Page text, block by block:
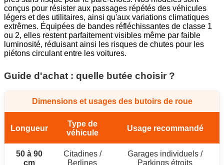
conçus pour résister aux passages répétés des véhicules
légers et des utilitaires, ainsi qu'aux variations climatiques
extrêmes. Équipées de bandes réfléchissantes de classe 1
ou 2, elles restent parfaitement visibles même par faible
luminosité, réduisant ainsi les risques de chutes pour les
piétons circulant entre les voitures.
Guide d'achat : quelle butée choisir ?
Dimensions et usages des butoirs de roue
Longueur
Type de
véhicule
Usage recommandé
50 à 90
cm
Citadines /
Berlines
Garages individuels /
Parkings étroits